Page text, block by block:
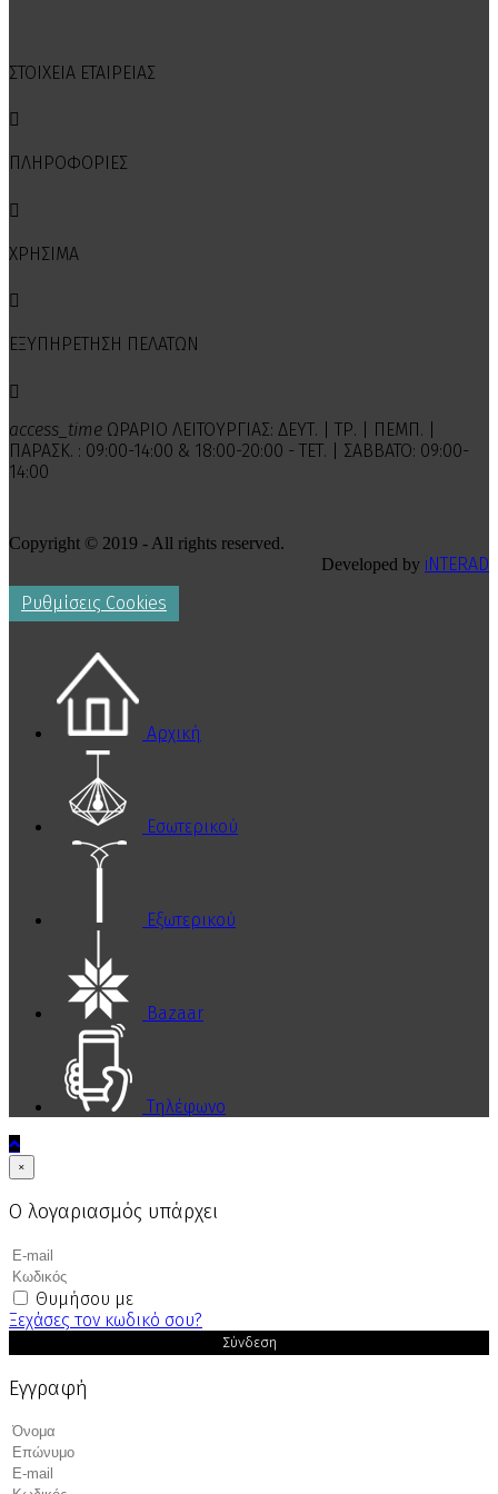
ΣΤΟΙΧΕΙΑ ΕΤΑΙΡΕΙΑΣ

ΠΛΗΡΟΦΟΡΙΕΣ

ΧΡΗΣΙΜΑ

ΕΞΥΠΗΡΕΤΗΣΗ ΠΕΛΑΤΩΝ

access_time ΩΡΑΡΙΟ ΛΕΙΤΟΥΡΓΙΑΣ: ΔΕΥΤ. | ΤΡ. | ΠΕΜΠ. |
ΠΑΡΑΣΚ. : 09:00-14:00 & 18:00-20:00 - ΤΕΤ. | ΣΑΒΒΑΤΟ: 09:00-
14:00
Copyright © 2019 - All rights reserved.
Developed by iNTERAD
Ρυθμίσεις Cookies
Αρχική
Εσωτερικού
Εξωτερικού
Bazaar
Τηλέφωνο
×
Ο λογαριασμός υπάρχει
Θυμήσου με
Ξεχάσες τον κωδικό σου?
Σύνδεση
Εγγραφή